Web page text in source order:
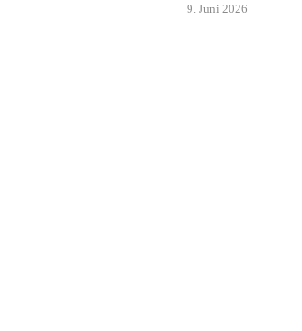
9. Juni 2026